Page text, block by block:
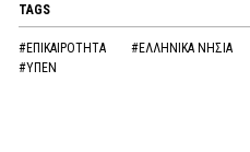
TAGS
#ΕΠΙΚΑΙΡΟΤΗΤΑ #ΕΛΛΗΝΙΚΑ ΝΗΣΙΑ
#ΥΠΕΝ